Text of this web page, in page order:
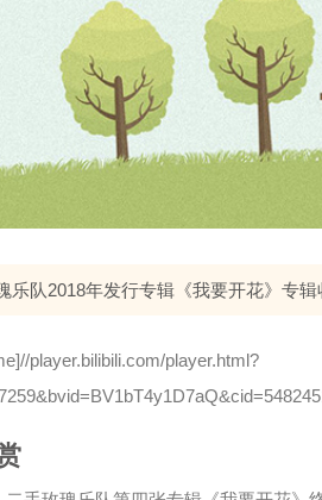
乐队2018年发行专辑《我要开花》专辑
player.bilibili.com/player.html?